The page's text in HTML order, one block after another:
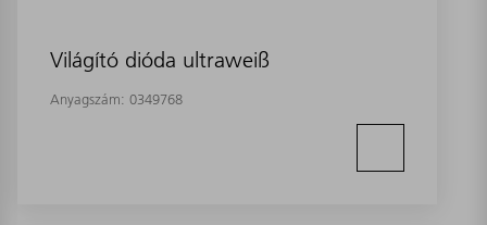
Világító dióda ultraweiß
Anyagszám: 0349768